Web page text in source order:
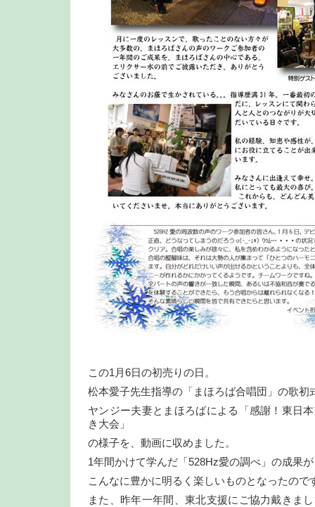
この1月6日の初売りの日。
松本愛子先生指導の「まほろば合唱団」の歌初
ヤンジー夫妻とまほろばによる「感謝！東日
き大会」
の様子を、動画に収めました。
1年間かけて学んだ「528Hz愛の調べ」の成果
こんなに豊かに明るく楽しいものとなったので
また、昨年一年間、東北支援にご協力戴きま